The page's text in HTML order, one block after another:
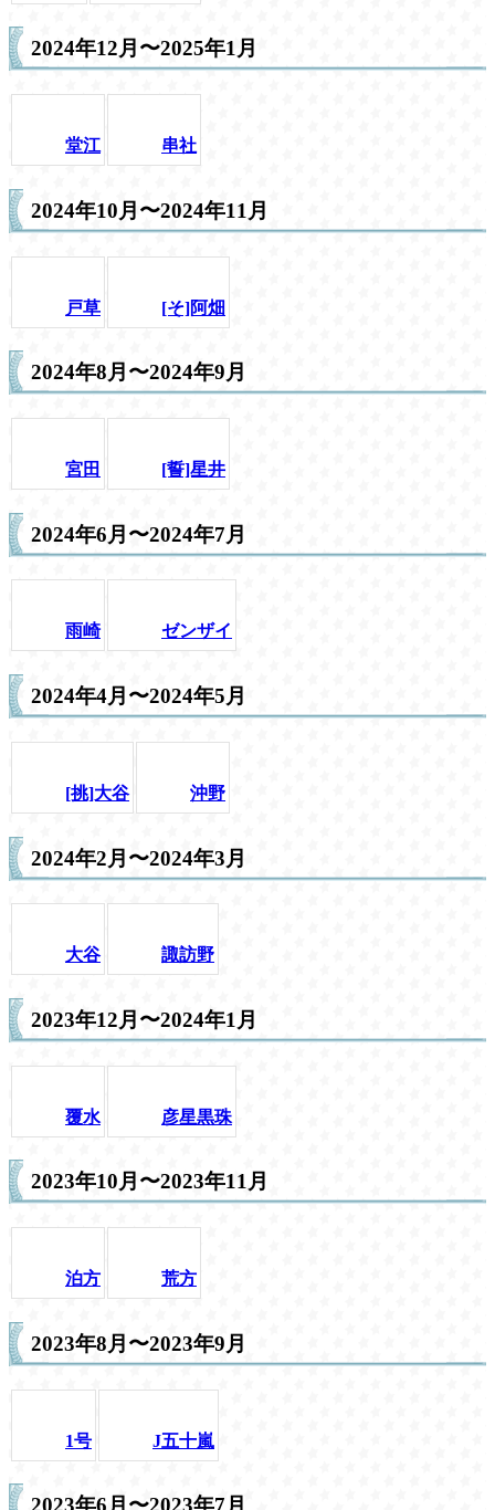
2024年12月〜2025年1月
堂江 串社
2024年10月〜2024年11月
戸草 [そ]阿畑
2024年8月〜2024年9月
宮田 [誓]星井
2024年6月〜2024年7月
雨崎 ゼンザイ
2024年4月〜2024年5月
[挑]大谷 沖野
2024年2月〜2024年3月
大谷 諏訪野
2023年12月〜2024年1月
覆水 彦星黒珠
2023年10月〜2023年11月
泊方 荒方
2023年8月〜2023年9月
1号 J五十嵐